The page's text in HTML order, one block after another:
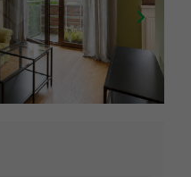
Leaflet contributors ©CARTO